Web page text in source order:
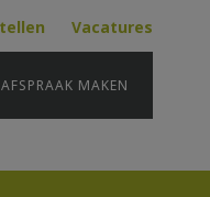
Vacatures
AFSPRAAK MAKEN